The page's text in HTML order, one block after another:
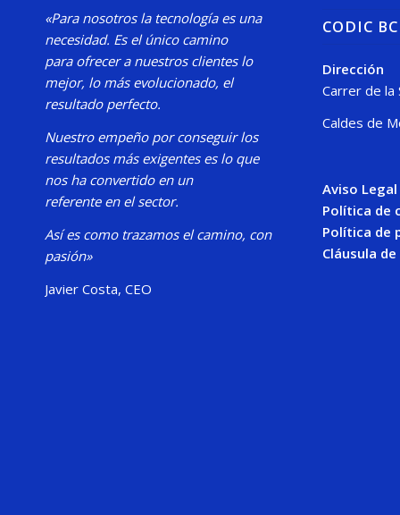
«Para nosotros la tecnología es una
necesidad. Es el único camino
para ofrecer a nuestros clientes lo
mejor, lo más evolucionado, el
resultado perfecto.
Nuestro empeño por conseguir los
resultados más exigentes es lo que
nos ha convertido en un
referente en el sector.
Así es como trazamos el camino, con
pasión»
Javier Costa, CEO
CODIC
Dirección
Carrer de la
Caldes de
Aviso Legal
Política de
Política de
Cláusula